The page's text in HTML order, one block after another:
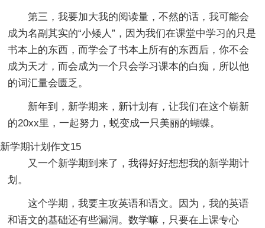
第三，我要加大我的阅读量，不然的话，我可能会
成为名副其实的“小矮人”，因为我们在课堂中学习的只是
书本上的东西，而学会了书本上所有的东西后，你不会
成为天才，而会成为一个只会学习课本的白痴，所以他
的词汇量会匮乏。
新年到，新学期来，新计划有，让我们在这个崭新
的20xx里，一起努力，蜕变成一只美丽的蝴蝶。
新学期计划作文15
又一个新学期到来了，我得好好想想我的新学期计
划。
这个学期，我要主攻英语和语文。因为，我的英语
和语文的基础还有些漏洞。数学嘛，只要在上课专心